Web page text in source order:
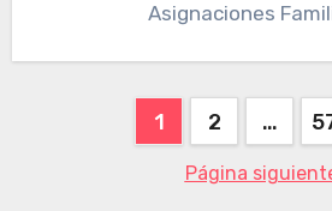
Asignaciones
1 2 …
Página